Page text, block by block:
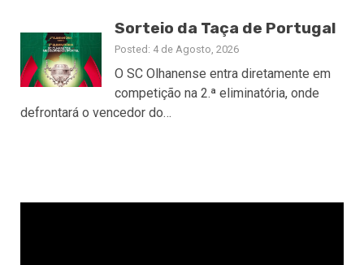
Sorteio da Taça de Portugal
Posted: 4 de Agosto, 2026
O SC Olhanense entra diretamente em
competição na 2.ª eliminatória, onde
defrontará o vencedor do…